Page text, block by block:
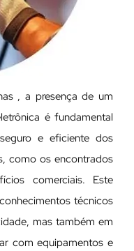
, a presença de um
é fundamental
e eficiente dos
como os encontrados
comerciais. Este
técnicos
mas também em
com equipamentos e